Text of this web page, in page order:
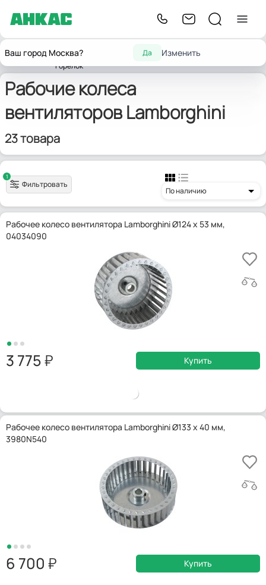
Ваш город Москва? Да Изменить
Главнаядля
горелок
Вентиляторы и Крыльчатка / рабочие
Рабочие колеса
вентиляторов Lamborghini
23 товара
1
Фильтровать
По наличию
Рабочее колесо вентилятора Lamborghini Ø124 x 53 мм,
04034090
3 775 Купить
Рабочее колесо вентилятора Lamborghini Ø133 x 40 мм,
3980N540
6 700 Купить